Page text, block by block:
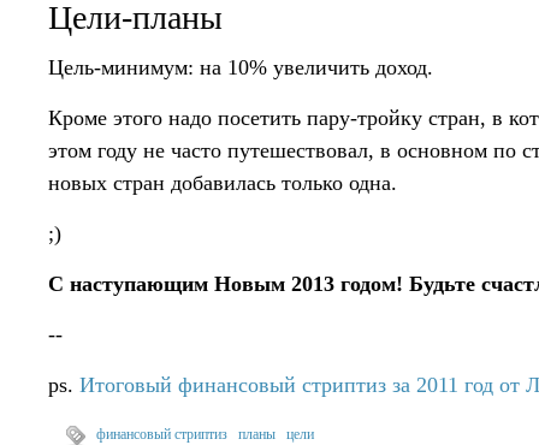
Цели-планы
Цель-минимум: на 10% увеличить доход.
Кроме этого надо посетить пару-тройку стран, в
этом году не часто путешествовал, в основном по
новых стран добавилась только одна.
;)
С наступающим Новым 2013 годом! Будьте
--
ps. Итоговый финансовый стриптиз за 2011 год от
финансовый стриптиз планы цели